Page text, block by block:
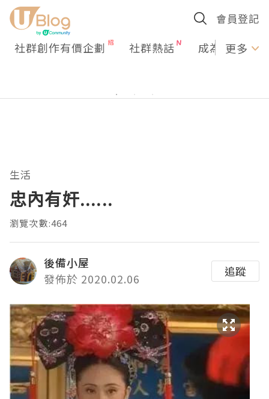
會員登記
社群創作有價企劃 社群熱話 成為U更多
生活
忠內有奸......
瀏覽次數:464
後備小屋
發佈於 2020.02.06
追蹤